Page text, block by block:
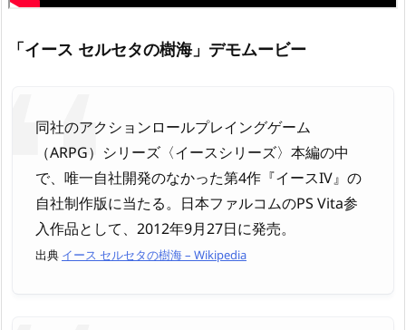
「イース セルセタの樹海」デモムービー
同社のアクションロールプレイングゲーム
（ARPG）シリーズ〈イースシリーズ〉本編の中
で、唯一自社開発のなかった第4作『イースIV』の
自社制作版に当たる。日本ファルコムのPS Vita参
入作品として、2012年9月27日に発売。
出典 イース セルセタの樹海 – Wikipedia